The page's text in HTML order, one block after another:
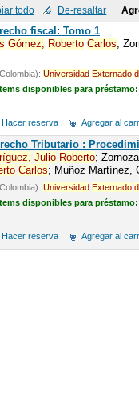
todo De-resaltar
fiscal: Tomo 1
Gómez, Roberto Carlos;
Universidad Externado
disponibles para préstamo:
Hacer reserva Agregar al
recho Tributario :
Julio Roberto;
Carlos; Muñoz Martínez,
Universidad Externado
disponibles para préstamo:
Hacer reserva Agregar al